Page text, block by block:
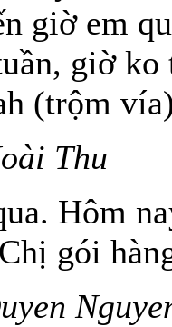
giờ em
giờ
(trộm
Thu
Hôm
gói